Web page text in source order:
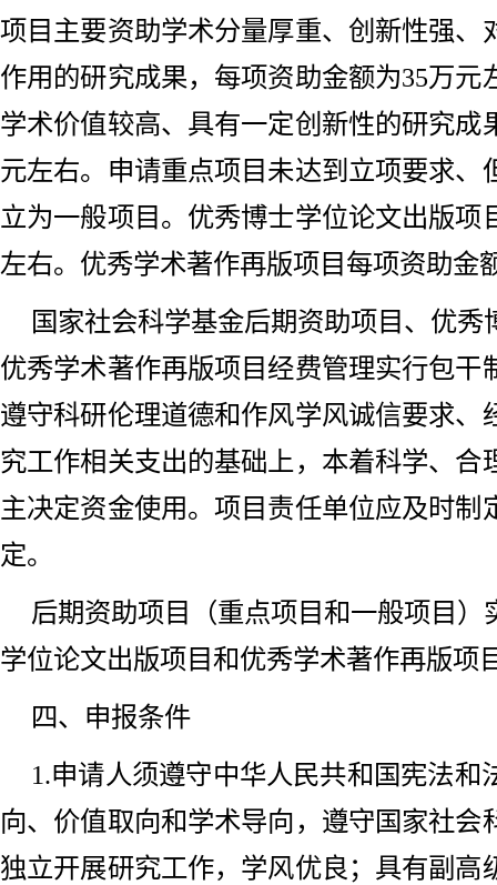
项目主要资助学术分量厚重、创新性强、
作用的研究成果，每项资助金额为35万元
学术价值较高、具有一定创新性的研究成
元左右。申请重点项目未达到立项要求、
立为一般项目。优秀博士学位论文出版项
左右。优秀学术著作再版项目每项资助金
国家社会科学基金后期资助项目、优
优秀学术著作再版项目经费管理实行包干
遵守科研伦理道德和作风学风诚信要求、
究工作相关支出的基础上，本着科学、合
主决定资金使用。项目责任单位应及时制
定。
后期资助项目（重点项目和一般项目）
学位论文出版项目和优秀学术著作再版项
四、申报条件
1.申请人须遵守中华人民共和国宪法和
向、价值取向和学术导向，遵守国家社会
独立开展研究工作，学风优良；具有副高